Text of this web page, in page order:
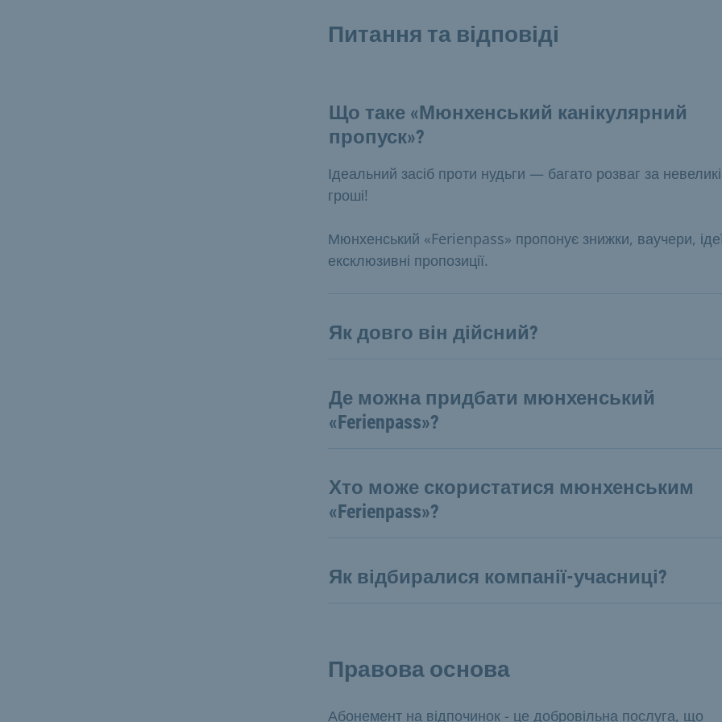
Питання та відповіді
Що таке «Мюнхенський канікулярний
пропуск»?
Ідеальний засіб проти нудьги — багато розваг за невеликі
гроші!
Мюнхенський «Ferienpass» пропонує знижки, ваучери,
ексклюзивні пропозиції.
Як довго він дійсний?
Де можна придбати мюнхенський
«Ferienpass»?
Хто може скористатися мюнхенським
«Ferienpass»?
Як відбиралися компанії-учасниці?
Правова основа
Абонемент на відпочинок - це добровільна послуга, що